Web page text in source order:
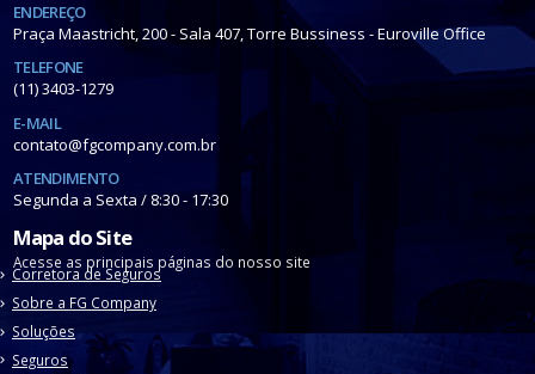
ENDEREÇO
Praça Maastricht, 200 - Sala 407, Torre Bussiness - Euroville Office
TELEFONE
(11) 3403-1279
E-MAIL
contato@fgcompany.com.br
ATENDIMENTO
Segunda a Sexta / 8:30 - 17:30
Mapa do Site
Acesse as principais páginas do nosso site
Corretora de Seguros
Sobre a FG Company
Soluções
Seguros